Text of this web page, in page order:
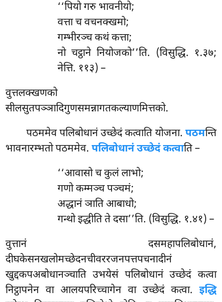
‘‘पियो गरु भावनीयो;
वत्ता च वचनक्खमो;
गम्भीरञ्च कथं कत्ता;
नो चट्ठाने नियोजको’’ति. (विसुद्धि. १.३७;
नेत्ति. ११३) –
वुत्तलक्खणको
सीलसुतपञ्ञादिगुणसमन्नागतकल्याणमित्तको.
पठममेव पलिबोधानं उच्छेदं कत्वाति योजना. पठमन्ति
भावनारम्भतो पठममेव.पलिबोधानं उच्छेदं कत्वाति –
‘‘आवासोच कुलं लाभो;
गणो कम्मञ्च पञ्चमं;
अद्धानं ञाति आबाधो;
गन्थो इद्धीति ते दसा’’ति. (विसुद्धि. १.४१) –
वुत्तानं दसमहापलिबोधानं,
दीघकेसनखलोमच्छेदनचीवररजनपत्तपचनादीनं
खुद्दकपअबोधानञ्चाति उभयेसं पलिबोधानं उच्छेदं कत्वा
निट्ठापनेन वा आलयपरिच्चागेन वा उच्छेदं कत्वा. इद्धि